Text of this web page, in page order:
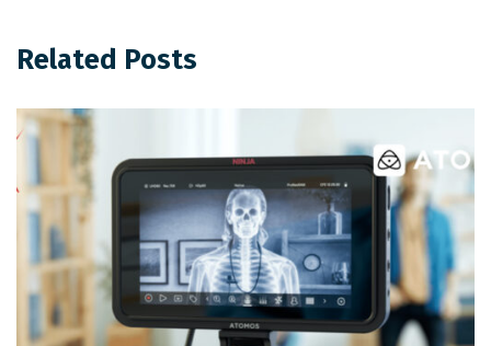
Related Posts